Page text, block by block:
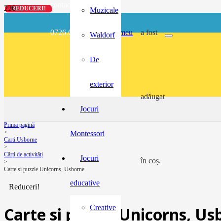
contact@buzunarel.ro
0726.697.486 meu a fost
adăugat
în coș.
Muzicale
Waldorf
De
exterior
Jocuri
Montessori
Jocuri
educative
Creative
Prima pagină
>
Carti Usborne
>
Cărți de activități
>
Carte si puzzle Unicorns, Usborne
Reduceri!
Carte si puzzle Unicorns,
REDUCERI!
REDUCERI!
REDUCERI!
REDUCERI!